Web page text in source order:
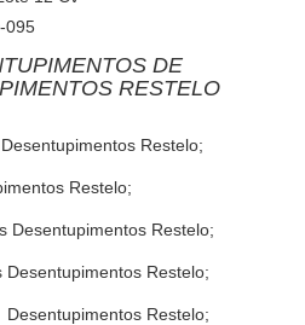
095
DE
RESTELO
Restelo;
Restelo;
Desentupimentos Restelo;
Restelo;
Restelo;